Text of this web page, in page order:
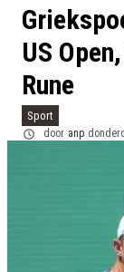
US
Rune
Sport
door anp